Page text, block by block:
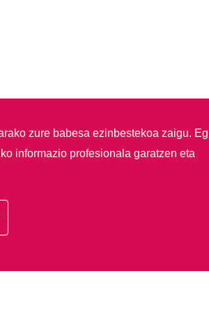
zure babesa ezinbestekoa zaigu.
informazio profesionala garatzen eta